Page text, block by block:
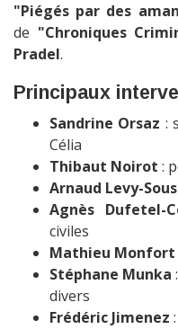
"Piégés par des
de "Chroniques
Pradel.
Principaux
Sandrine Orsaz :
Célia
Thibaut Noirot :
Arnaud Levy-
Agnès Dufetel-
civiles
Mathieu Monfort
Stéphane Munka
divers
Frédéric Jimenez